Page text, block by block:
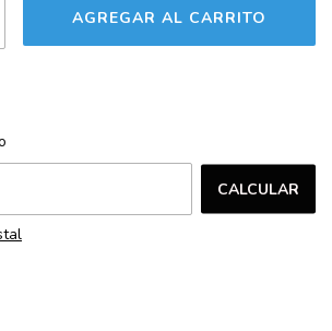
CALCULAR